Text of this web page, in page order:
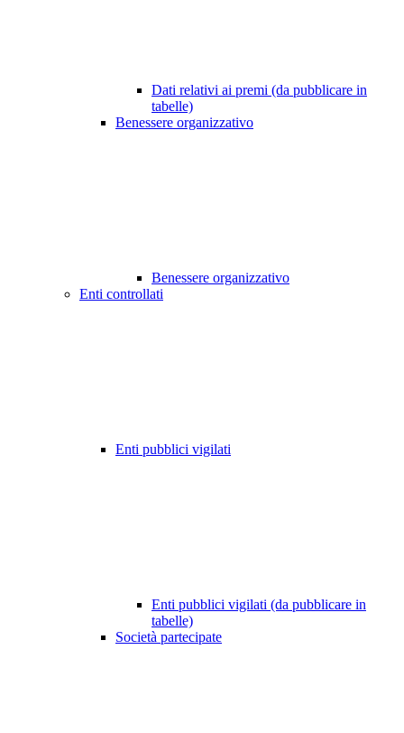
Dati relativi ai premi (da pubblicare in
tabelle)
Benessere organizzativo
Benessere organizzativo
Enti controllati
Enti pubblici vigilati
Enti pubblici vigilati (da pubblicare in
tabelle)
Società partecipate